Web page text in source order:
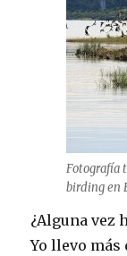
Fotografía
birding en
¿Alguna vez
Yo llevo más